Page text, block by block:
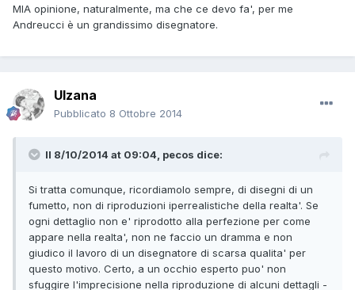
MIA opinione, naturalmente, ma che ce devo fa', per me
Andreucci è un grandissimo disegnatore.
Ulzana
Pubblicato 8 Ottobre 2014
Il 8/10/2014 at 09:04, pecos dice:
Si tratta comunque, ricordiamolo sempre, di disegni di un
fumetto, non di riproduzioni iperrealistiche della realta'. Se
ogni dettaglio non e' riprodotto alla perfezione per come
appare nella realta', non ne faccio un dramma e non
giudico il lavoro di un disegnatore di scarsa qualita' per
questo motivo. Certo, a un occhio esperto puo' non
sfuggire l'imprecisione nella riproduzione di alcuni dettagli -